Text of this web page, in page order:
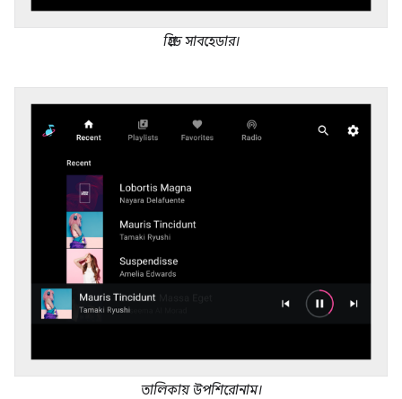
গ্রিডে সাবহেডার।
তালিকায় উপশিরোনাম।